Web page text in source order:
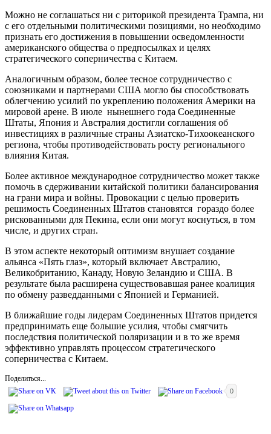
Можно не соглашаться ни с риторикой президента Трампа, ни
с его отдельными политическими позициями, но необходимо
признать его достижения в повышении осведомленности
американского общества о предпосылках и целях
стратегического соперничества с Китаем.
Аналогичным образом, более тесное сотрудничество с
союзниками и партнерами США могло бы способствовать
облегчению усилий по укреплению положения Америки на
мировой арене. В июле нынешнего года Соединенные
Штаты, Япония и Австралия достигли соглашения об
инвестициях в различные страны Азиатско-Тихоокеанского
региона, чтобы противодействовать росту регионального
влияния Китая.
Более активное международное сотрудничество может также
помочь в сдерживании китайской политики балансирования
на грани мира и войны. Провокации с целью проверить
решимость Соединенных Штатов становятся гораздо более
рискованными для Пекина, если они могут коснуться, в том
числе, и других стран.
В этом аспекте некоторый оптимизм внушает создание
альянса «Пять глаз», который включает Австралию,
Великобританию, Канаду, Новую Зеландию и США. В
результате была расширена существовавшая ранее коалиция
по обмену разведданными с Японией и Германией.
В ближайшие годы лидерам Соединенных Штатов придется
предпринимать еще большие усилия, чтобы смягчить
последствия политической поляризации и в то же время
эффективно управлять процессом стратегического
соперничества с Китаем.
Поделиться...
0